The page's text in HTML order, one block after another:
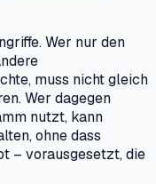
Wer nur den
muss nicht gleich
Wer dagegen
nutzt, kann
ohne dass
– vorausgesetzt, die